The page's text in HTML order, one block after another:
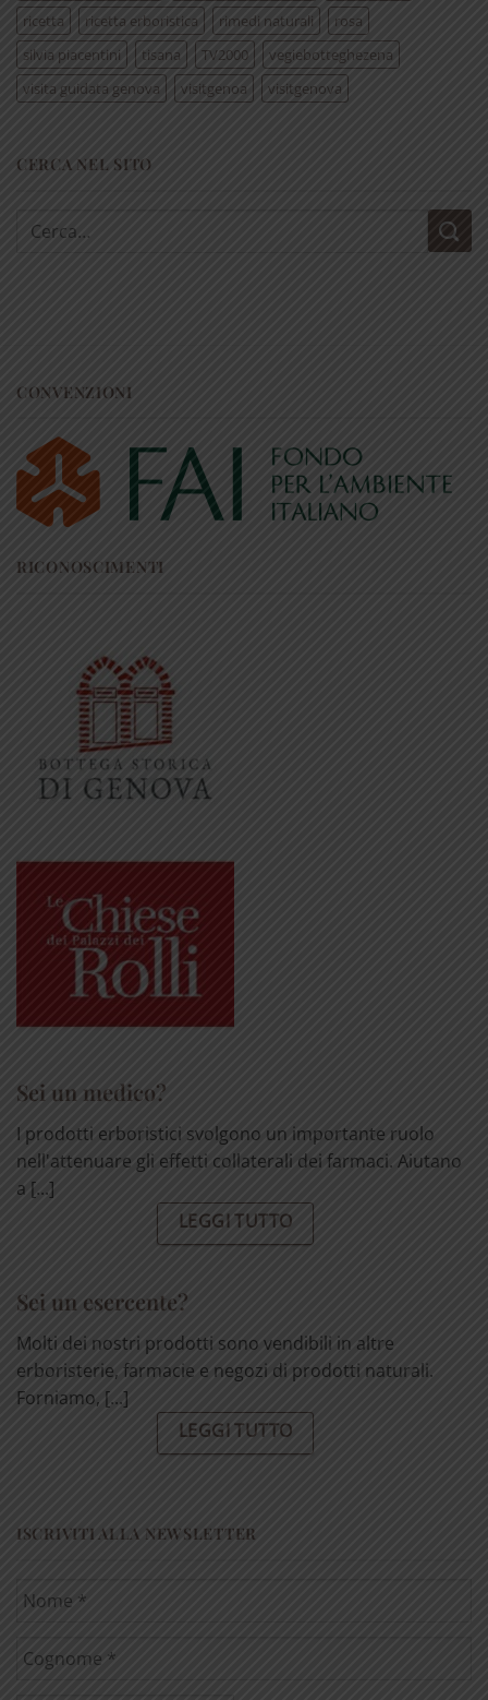
ricetta
ricetta erboristica rimedi naturali
rosa
silvia piacentini
tisana TV2000
vegiebotteghezena
visita guidata genova
visitgenoa visitgenova
CERCA NEL SITO
Cerca:
CONVENZIONI
RICONOSCIMENTI
Sei un medico?
I prodotti erboristici svolgono un importante ruolo
nell'attenuare gli effetti collaterali dei farmaci. Aiutano
a [...]
LEGGI TUTTO
Sei un esercente?
Molti dei nostri prodotti sono vendibili in altre
erboristerie, farmacie e negozi di prodotti naturali.
Forniamo, [...]
LEGGI TUTTO
ISCRIVITI ALLA NEWSLETTER